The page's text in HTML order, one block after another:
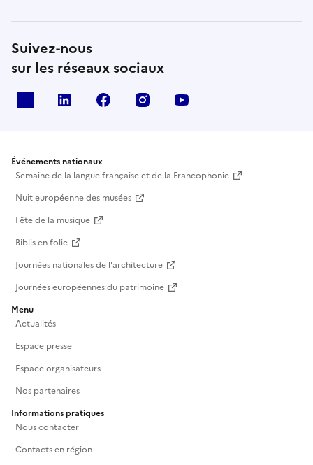
Suivez-nous
sur les réseaux sociaux
Linkedin Facebook Instagram
Événements nationaux
Semaine de la langue française et de la Francophonie
Nuit européenne des musées
Fête de la musique
Biblis en folie
Journées nationales de l'architecture
Journées européennes du patrimoine
Menu
Actualités
Espace presse
Espace organisateurs
Nos partenaires
Informations pratiques
Nous contacter
Contacts en région